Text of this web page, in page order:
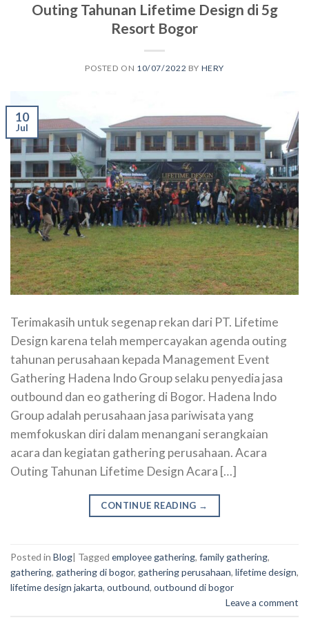
Outing Tahunan Lifetime Design di 5g
Resort Bogor
POSTED ON 10/07/2022 BY HERY
10
Jul
Terimakasih untuk segenap rekan dari PT. Lifetime
Design karena telah mempercayakan agenda outing
tahunan perusahaan kepada Management Event
Gathering Hadena Indo Group selaku penyedia jasa
outbound dan eo gathering di Bogor. Hadena Indo
Group adalah perusahaan jasa pariwisata yang
memfokuskan diri dalam menangani serangkaian
acara dan kegiatan gathering perusahaan. Acara
Outing Tahunan Lifetime Design Acara […]
CONTINUE READING →
Posted in Blog| Tagged employee gathering, family gathering,
gathering, gathering di bogor, gathering perusahaan, lifetime design,
lifetime design jakarta, outbound, outbound di bogor
Leave a comment